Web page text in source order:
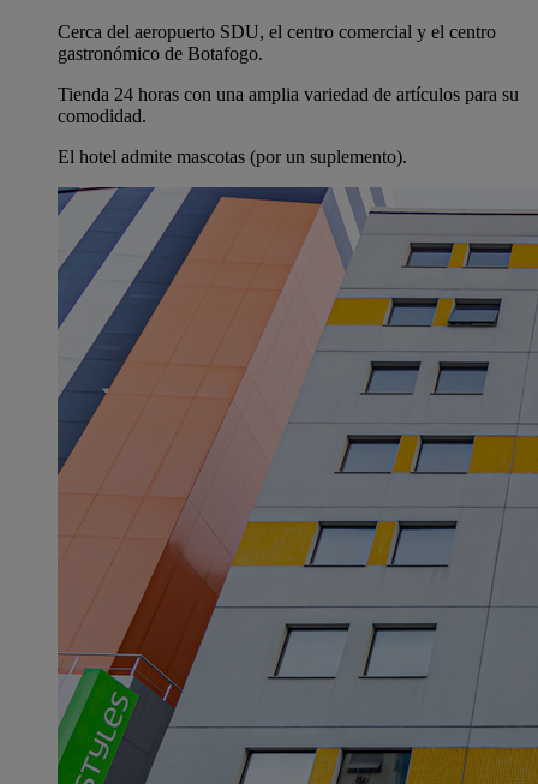
Cerca del aeropuerto SDU, el centro comercial y el centro
gastronómico de Botafogo.
Tienda 24 horas con una amplia variedad de artículos para su
comodidad.
El hotel admite mascotas (por un suplemento).